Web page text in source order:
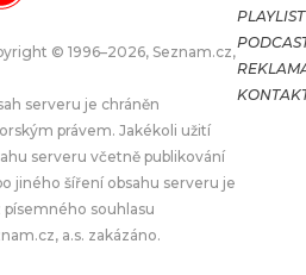
NALADIT
PLAYLIST
JAK NALADIT
© 1996–2026, Seznam.cz,
serveru je chráněn
právem. Jakékoli užití
serveru včetně publikování
jiného šíření obsahu serveru je
písemného souhlasu
a.s. zakázáno.
PLAYLIST